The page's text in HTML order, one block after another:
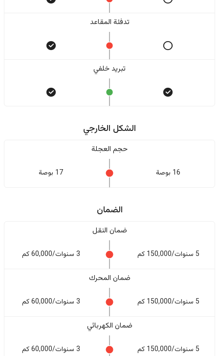
تدفئة المقاعد
تبريد خلفي
الشكل الخارجي
حجم العجلة
16 بوصة 17 بوصة
الضمان
ضمان النقل
5 سنوات/150,000 كم 3 سنوات/60,000 كم
ضمان المحرك
5 سنوات/150,000 كم 3 سنوات/60,000 كم
ضمان الكهربائي
5 سنوات/150,000 كم 3 سنوات/60,000 كم